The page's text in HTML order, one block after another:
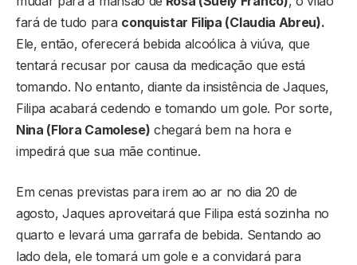
fará de tudo para conquistar Filipa (Claudia Abreu).
Ele, então, oferecerá bebida alcoólica à viúva, que
tentará recusar por causa da medicação que está
tomando. No entanto, diante da insistência de Jaques,
Filipa acabará cedendo e tomando um gole. Por sorte,
Nina (Flora Camolese) chegará bem na hora e
impedirá que sua mãe continue.
Em cenas previstas para irem ao ar no dia 20 de
agosto, Jaques aproveitará que Filipa está sozinha no
quarto e levará uma garrafa de bebida. Sentando ao
lado dela, ele tomará um gole e a convidará para